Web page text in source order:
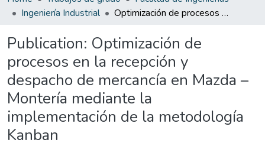
Ingeniería Industrial
Optimización de procesos en la recepción y despacho de mercancía en Mazda – Montería mediante la implementación de la metodología Kanban
Publication: Optimización de
procesos en la recepción y
despacho de mercancía en Mazda –
Montería mediante la
implementación de la metodología
Kanban